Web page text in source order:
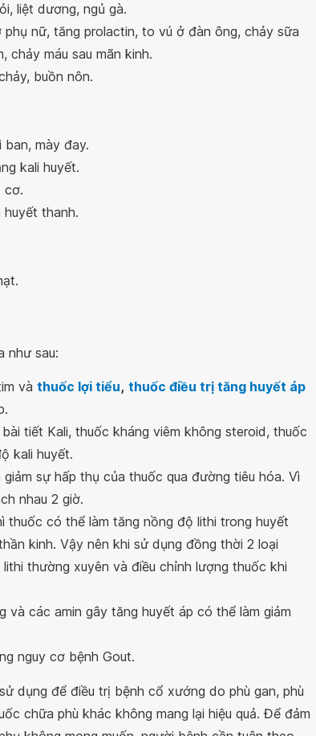
liệt dương, ngủ gà.
phụ nữ, tăng prolactin, to vú ở đàn ông, chảy sữa
chảy máu sau mãn kinh.
buồn nôn.
ban, mày đay.
kali huyết.
cơ.
thanh.
như sau:
và thuốc lợi tiểu, thuốc điều trị tăng huyết áp
tiết Kali, thuốc kháng viêm không steroid, thuốc
kali huyết.
sự hấp thụ của thuốc qua đường tiêu hóa. Vì
nhau 2 giờ.
thuốc có thể làm tăng nồng độ lithi trong huyết
kinh. Vậy nên khi sử dụng đồng thời 2 loại
thường xuyên và điều chỉnh lượng thuốc khi
các amin gây tăng huyết áp có thể làm giảm
nguy cơ bệnh Gout.
dụng để điều trị bệnh cổ xướng do phù gan, phù
chữa phù khác không mang lại hiệu quả. Để đảm